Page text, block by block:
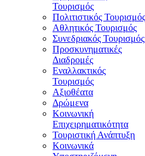
Τουρισμός
Πολιτιστικός Τουρισμός
Αθλητικός Τουρισμός
Συνεδριακός Τουρισμός
Προσκυνηματικές
Διαδρομές
Εναλλακτικός
Τουρισμός
Αξιοθέατα
Δρώμενα
Κοινωνική
Επιχειρηματικότητα
Τουριστική Ανάπτυξη
Κοινωνικά